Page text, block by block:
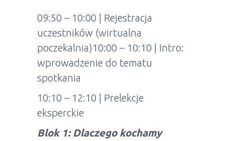
09:50 – 10:00 | Rejestracja
uczestników (wirtualna
poczekalnia)10:00 – 10:10 | Intro:
wprowadzenie do tematu
spotkania
10:10 – 12:10 | Prelekcje
eksperckie
Blok 1: Dlaczego kochamy